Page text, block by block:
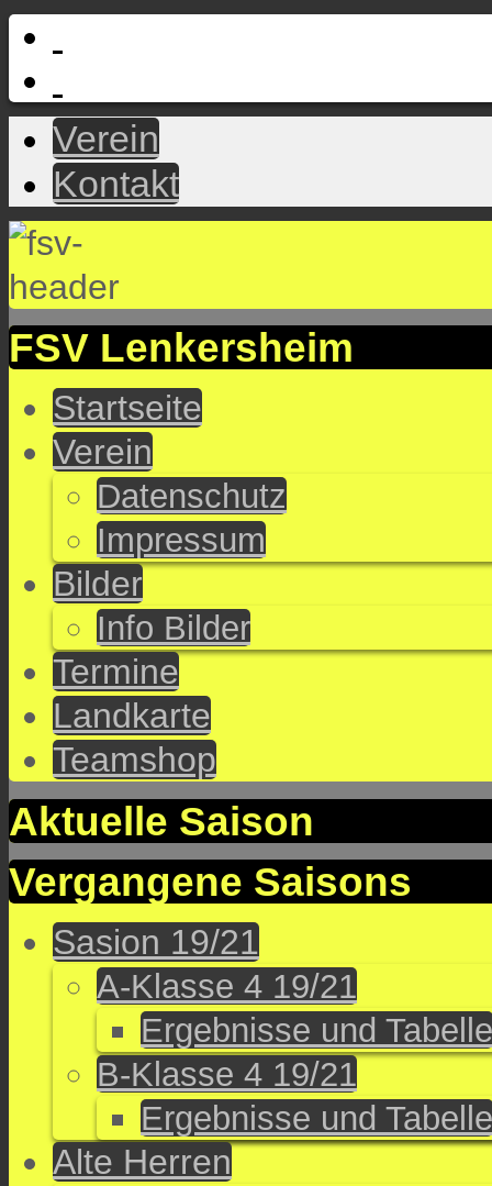
Verein
Kontakt
FSV Lenkersheim
Startseite
Verein
Datenschutz
Impressum
Bilder
Info Bilder
Termine
Landkarte
Teamshop
Aktuelle Saison
Vergangene Saisons
Sasion 19/21
A-Klasse 4 19/21
Ergebnisse und Tabelle
B-Klasse 4 19/21
Ergebnisse und Tabelle
Alte Herren